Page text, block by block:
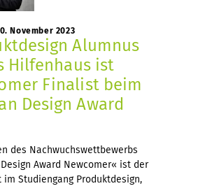
November 2023
Alumnus
Hilfenhaus ist
Finalist beim
Design Award
des Nachwuchswettbewerbs
Award Newcomer« ist der
im Studiengang Produktdesign,